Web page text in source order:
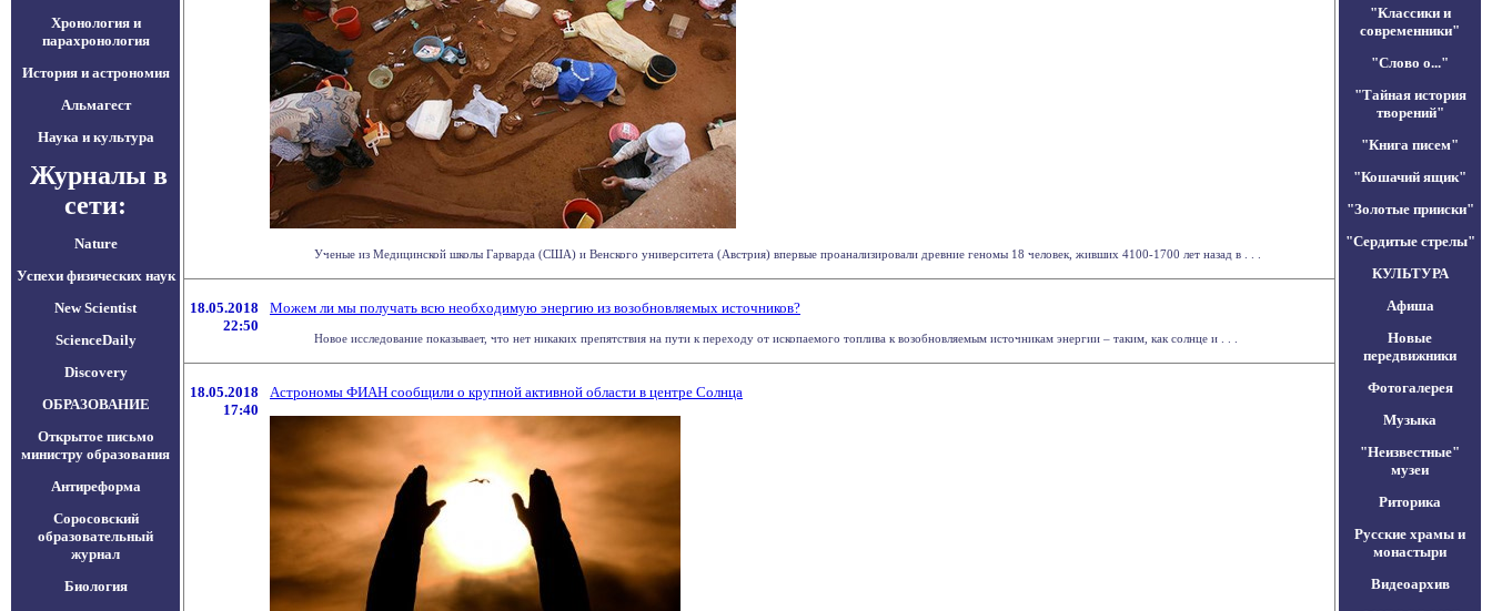
Хронология и
парахронология
История и астрономия
Альмагест
Наука и культура
Журналы в
сети:
Nature
Успехи физических наук
New Scientist
ScienceDaily
Discovery
ОБРАЗОВАНИЕ
Открытое письмо
министру образования
Антиреформа
Соросовский
образовательный
журнал
Биология
Ученые из Медицинской школы Гарварда (США) и Венского университета (Австрия) впервые проанализировали древние геномы 18 человек, живших 4100-1700 лет назад в . . .
18.05.2018
22:50
Можем ли мы получать всю необходимую энергию из возобновляемых источников?
Новое исследование показывает, что нет никаких препятствия на пути к переходу от ископаемого топлива к возобновляемым источникам энергии – таким, как солнце и . . .
18.05.2018
17:40
Астрономы ФИАН сообщили о крупной активной области в центре Солнца
"Классики и
современники"
"Слово о..."
"Тайная история
творений"
"Книга писем"
"Кошачий ящик"
"Золотые прииски"
"Сердитые стрелы"
КУЛЬТУРА
Афиша
Новые
передвижники
Фотогалерея
Музыка
"Неизвестные"
музеи
Риторика
Русские храмы и
монастыри
Видеоархив